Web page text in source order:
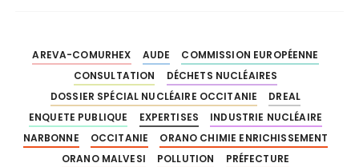
AREVA-COMURHEX AUDE
COMMISSION EUROPÉENNE
CONSULTATION
DÉCHETS NUCLÉAIRES
DOSSIER SPÉCIAL NUCLÉAIRE OCCITANIE
DREAL
ENQUETE PUBLIQUE
EXPERTISES
INDUSTRIE NUCLÉAIRE
NARBONNE
OCCITANIE
ORANO CHIMIE ENRICHISSEMENT
ORANO MALVESI
POLLUTION
PRÉFECTURE